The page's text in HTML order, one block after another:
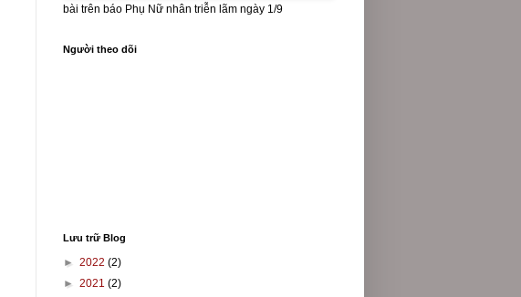
bài trên báo Phụ Nữ nhân triễn lãm ngày 1/9
Người theo dõi
Lưu trữ Blog
► 2022 (2)
► 2021 (2)